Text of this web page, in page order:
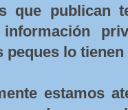
que publican
información
peques lo
estamos